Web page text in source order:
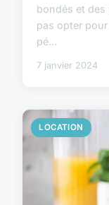
bondés et des
pas opter
pé...
7 janvier 2024
LOCATION